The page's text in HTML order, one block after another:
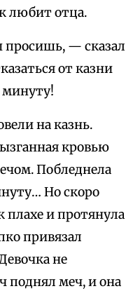
любит отца.
просишь, — сказал
от казни
на казнь.
кровью
Побледнела
Но скоро
плахе и протянула
привязал
не
поднял меч, и она